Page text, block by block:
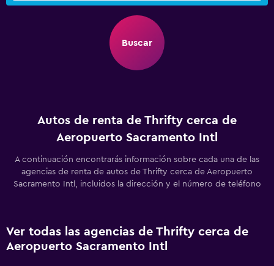
Buscar
Autos de renta de Thrifty cerca de
Aeropuerto Sacramento Intl
A continuación encontrarás información sobre cada una de las
agencias de renta de autos de Thrifty cerca de Aeropuerto
Sacramento Intl, incluidos la dirección y el número de teléfono
Ver todas las agencias de Thrifty cerca de
Aeropuerto Sacramento Intl